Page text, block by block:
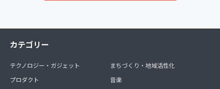
カテゴリー
テクノロジー・ガジェット
プロダクト
まちづくり・地域活性化
音楽